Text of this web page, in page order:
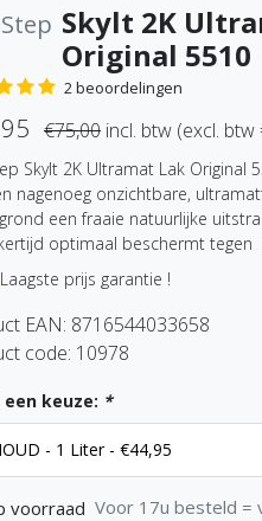
Skylt 2K
Original 5510
2 beoordelingen
€75,00 incl. btw (excl. btw
Skylt 2K Ultramat Lak Original
nagenoeg onzichtbare,
een fraaie natuurlijke
optimaal beschermt tegen
Laagste prijs garantie !
EAN: 8716544033658
code: 10978
een keuze: *
voorraad Voor 17u besteld =